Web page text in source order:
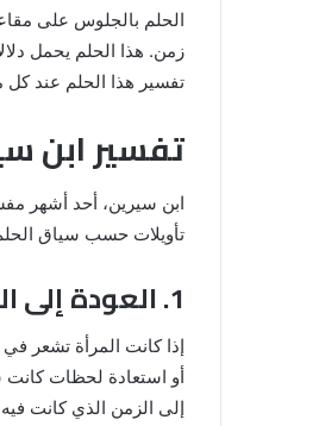
الحلم بالجلوس على
زمن. هذا الحلم يحمل
تفسير هذا الحلم عند كل
تفسير ابن
ابن سيرين، أحد أشهر
تأويلات حسب سياق
1. العودة إلى الذكريات والندم
إذا كانت المرأة تشعر
أو استعادة لحظات كانت
إلى الزمن الذي كانت
خروج
من
الدبر
في
للمتزوجة